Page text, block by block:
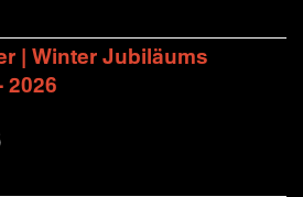
| Winter Jubiläums
2026